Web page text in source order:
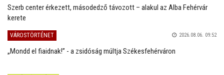
Szerb center érkezett, másodedző távozott – alakul az Alba Fehérvár
kerete
VÁROSTÖRTÉNET 2026.08.06. 09:52
„Mondd el fiaidnak!” - a zsidóság múltja Székesfehérváron